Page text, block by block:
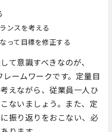
ンスを考える
って目標を修正する
て意識すべきなのが、
ームワークです。定量目
えながら、従業員一人ひ
ないましょう。また、定
振り返りをおこない、必